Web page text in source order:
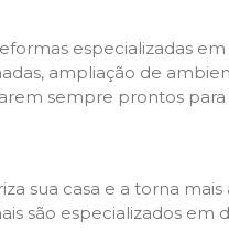
especializadas
ampliação de
sempre prontos
sua casa e a torna
são especializados